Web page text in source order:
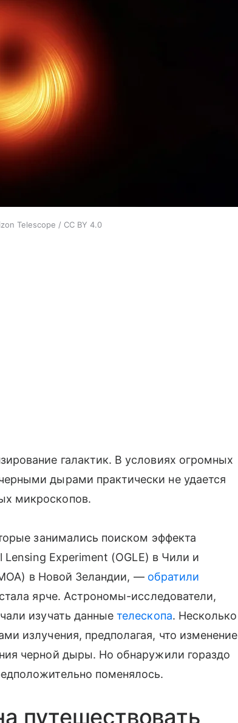
Telescope / CC BY 4.0
галактик. В условиях огромных
дырами практически не удается
микроскопов.
занимались поиском эффекта
Experiment (OGLE) в Чили и
в Новой Зеландии, — обратили
ярче. Астрономы-исследователи,
изучать данныетелескопа. Несколько
излучения, предполагая, что изменение
черной дыры. Но обнаружили гораздо
поменялось.
путешествовать